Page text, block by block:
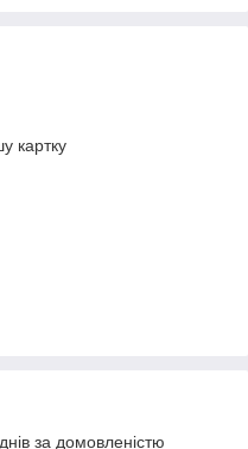
картку
за домовленістю